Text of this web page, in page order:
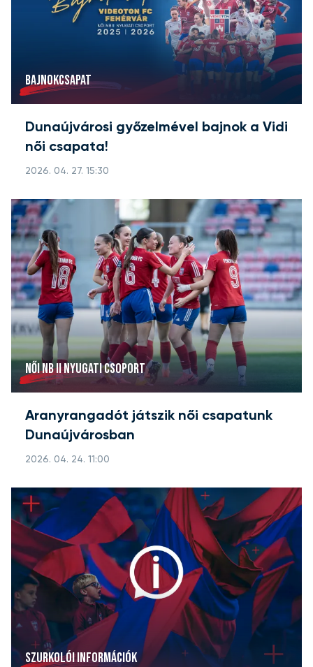
BAJNOKCSAPAT
Dunaújvárosi győzelmével bajnok a Vidi
női csapata!
2026. 04. 27. 15:30
NŐI NB II NYUGATI CSOPORT
Aranyrangadót játszik női csapatunk
Dunaújvárosban
2026. 04. 24. 11:00
SZURKOLÓI INFORMÁCIÓK